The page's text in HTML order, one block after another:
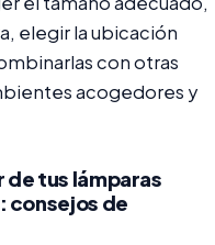
elegir la ubicación
con otras
acogedores y
tus lámparas
consejos de